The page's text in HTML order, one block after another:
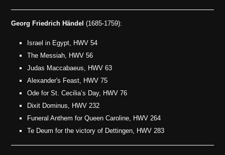
Georg Friedrich Händel (1685-1759):
Israel in Egypt, HWV 54
The Messiah, HWV 56
Judas Maccabaeus, HWV 63
Alexander's Feast, HWV 75
Ode for St. Cecilia’s Day, HWV 76
Dixit Dominus, HWV 232
Funeral Anthem for Queen Caroline, HWV 264
Te Deum for the victory of Dettingen, HWV 283